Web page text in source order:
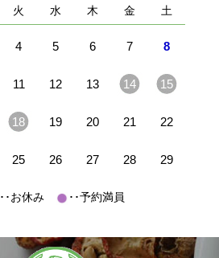
火 水 木 金 土
4 5 6 7 8
11 12 13 14 15
18 19 20 21 22
25 26 27 28 29
･･お休み ･･予約満員